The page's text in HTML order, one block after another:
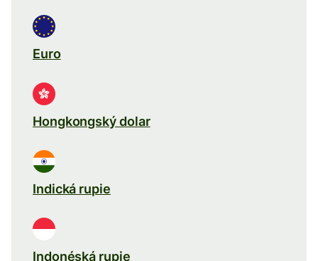
Euro
Hongkongský dolar
Indická rupie
Indonéská rupie